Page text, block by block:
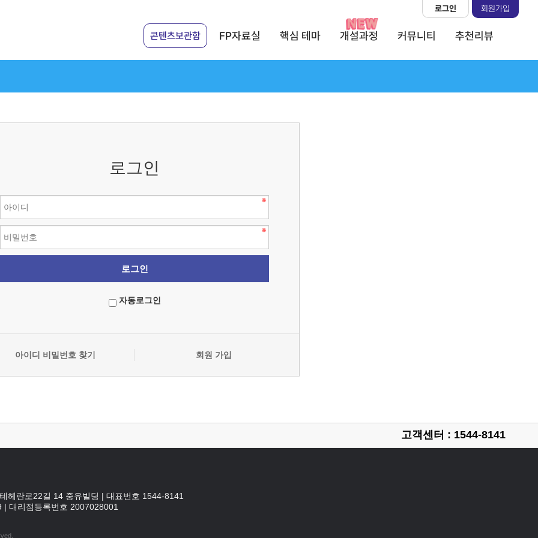
콘텐츠보관함 FP자료실 핵심 테마 개설과정 커뮤니티 추천리뷰
로그인 회원가입
로그인
자동로그인
아이디 비밀번호 찾기 회원 가입
고객센터 : 1544-8141
헤란로22길 14 중유빌딩 | 대표번호 1544-8141
| 대리점등록번호 2007028001